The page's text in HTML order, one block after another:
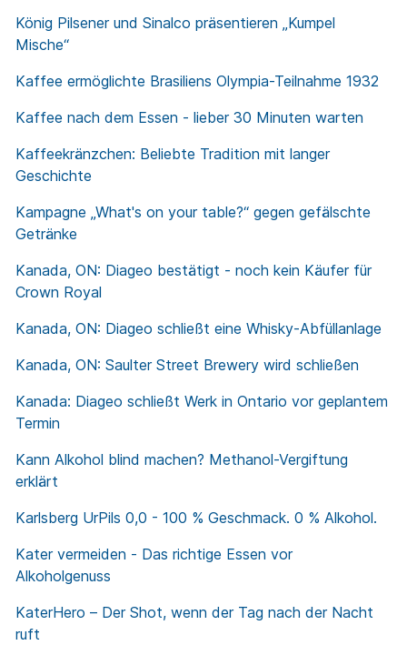
König Pilsener und Sinalco präsentieren „Kumpel
Mische“
Kaffee ermöglichte Brasiliens Olympia-Teilnahme 1932
Kaffee nach dem Essen - lieber 30 Minuten warten
Kaffeekränzchen: Beliebte Tradition mit langer
Geschichte
Kampagne „What's on your table?“ gegen gefälschte
Getränke
Kanada, ON: Diageo bestätigt - noch kein Käufer für
Crown Royal
Kanada, ON: Diageo schließt eine Whisky-Abfüllanlage
Kanada, ON: Saulter Street Brewery wird schließen
Kanada: Diageo schließt Werk in Ontario vor geplantem
Termin
Kann Alkohol blind machen? Methanol-Vergiftung
erklärt
Karlsberg UrPils 0,0 - 100 % Geschmack. 0 % Alkohol.
Kater vermeiden - Das richtige Essen vor
Alkoholgenuss
KaterHero – Der Shot, wenn der Tag nach der Nacht
ruft